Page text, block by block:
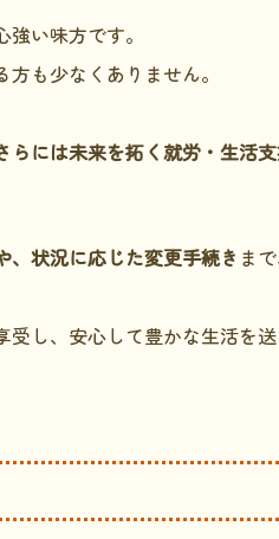
い味方です。
も少なくありません。
らには未来を拓く就労・生活
状況に応じた変更手続き ま
し、安心して豊かな生活を